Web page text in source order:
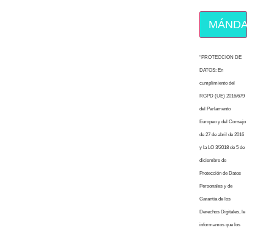
MÁNDAME
“PROTECCION DE
DATOS: En
cumplimiento del
RGPD (UE) 2016/679
del Parlamento
Europeo y del Consejo
de 27 de abril de 2016
y la LO 3/2018 de 5 de
diciembre de
Protección de Datos
Personales y de
Garantía de los
Derechos Digitales, le
informamos que los